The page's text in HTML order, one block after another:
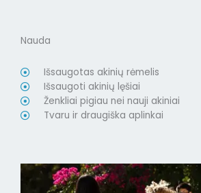
Nauda
Išsaugotas akinių rėmelis
Išsaugoti akinių lęšiai
Ženkliai pigiau nei nauji akiniai
Tvaru ir draugiška aplinkai